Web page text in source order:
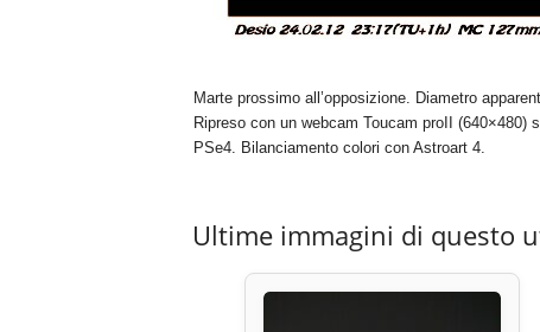
Marte prossimo all’opposizione. Diametro
Ripreso con un webcam Toucam proII
PSe4. Bilanciamento colori con Astroart 4.
Ultime immagini di questo